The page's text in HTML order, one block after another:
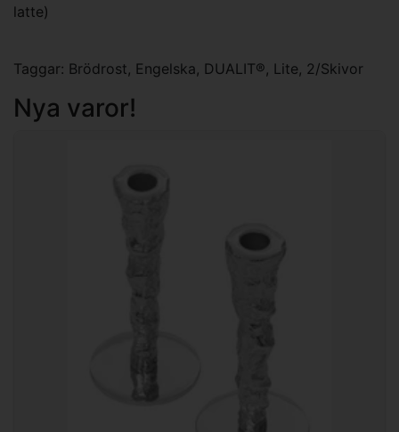
latte)
Taggar: Brödrost, Engelska, DUALIT®, Lite, 2/Skivor
Nya varor!